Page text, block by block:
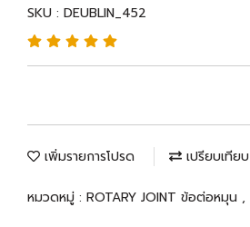
SKU : DEUBLIN_452
เพิ่มรายการโปรด เปรียบเทียบ
หมวดหมู่ : ROTARY JOINT ข้อต่อหมุน ,